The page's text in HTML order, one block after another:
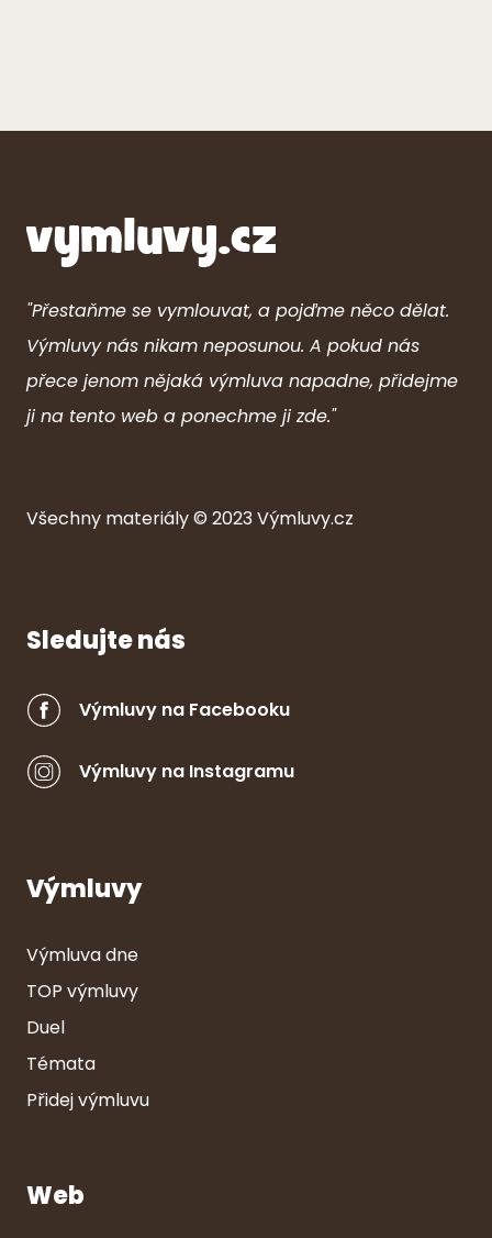
"Přestaňme se vymlouvat, a pojďme něco dělat.
Výmluvy nás nikam neposunou. A pokud nás
přece jenom nějaká výmluva napadne, přidejme
ji na tento web a ponechme ji zde."
Všechny materiály © 2023Výmluvy.cz
Sledujte nás
Výmluvy na Facebooku
Výmluvy na Instagramu
Výmluvy
Výmluva dne
TOP výmluvy
Duel
Témata
Přidej výmluvu
Web